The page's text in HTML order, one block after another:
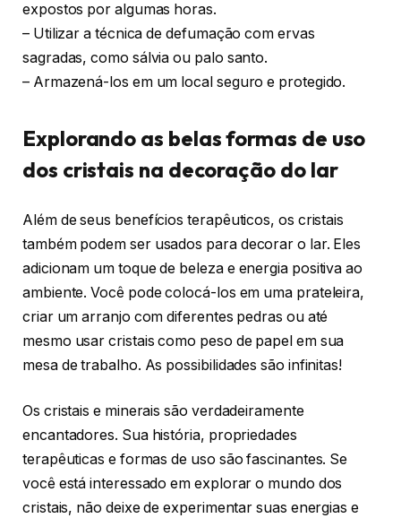
expostos por algumas horas.
– Utilizar a técnica de defumação com ervas
sagradas, como sálvia ou palo santo.
– Armazená-los em um local seguro e protegido.
Explorando as belas formas de uso
dos cristais na decoração do lar
Além de seus benefícios terapêuticos, os cristais
também podem ser usados para decorar o lar. Eles
adicionam um toque de beleza e energia positiva ao
ambiente. Você pode colocá-los em uma prateleira,
criar um arranjo com diferentes pedras ou até
mesmo usar cristais como peso de papel em sua
mesa de trabalho. As possibilidades são infinitas!
Os cristais e minerais são verdadeiramente
encantadores. Sua história, propriedades
terapêuticas e formas de uso são fascinantes. Se
você está interessado em explorar o mundo dos
cristais, não deixe de experimentar suas energias e